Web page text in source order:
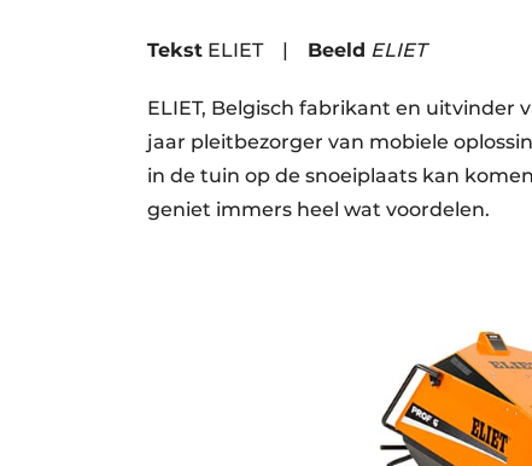
Tekst ELIET | Beeld ELIET
ELIET, Belgisch fabrikant en uitvinder
jaar pleitbezorger van mobiele
in de tuin op de snoeiplaats kan
geniet immers heel wat voordelen.